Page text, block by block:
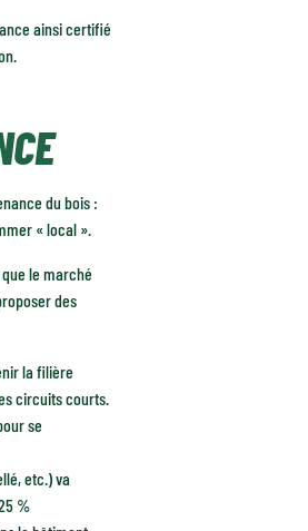
ainsi certifié
du bois :
« local ».
le marché
des
la filière
circuits courts.
se
etc.) va
%